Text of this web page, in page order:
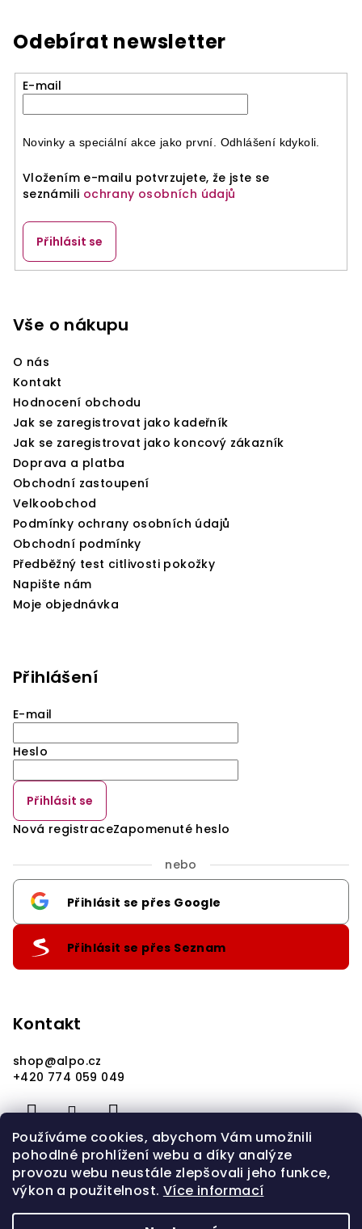
Používáme cookies, abychom Vám umožnili
pohodlné prohlížení webu a díky analýze
provozu webu neustále zlepšovali jeho funkce,
výkon a použitelnost. Více informací
Odebírat newsletter
E-mail
Novinky a speciální akce jako první. Odhlášení kdykoli.
Vložením e-mailu potvrzujete, že jste se
seznámili ochrany osobních údajů
Přihlásit se
Vše o nákupu
O nás
Kontakt
Hodnocení obchodu
Jak se zaregistrovat jako kadeřník
Jak se zaregistrovat jako koncový zákazník
Doprava a platba
Obchodní zastoupení
Velkoobchod
Podmínky ochrany osobních údajů
Obchodní podmínky
Předběžný test citlivosti pokožky
Napište nám
Moje objednávka
Přihlášení
E-mail
Heslo
Přihlásit se
Nová registraceZapomenuté heslo
nebo
Přihlásit se přes Google
Přihlásit se přes Seznam
Kontakt
shop@alpo.cz
+420 774 059 049